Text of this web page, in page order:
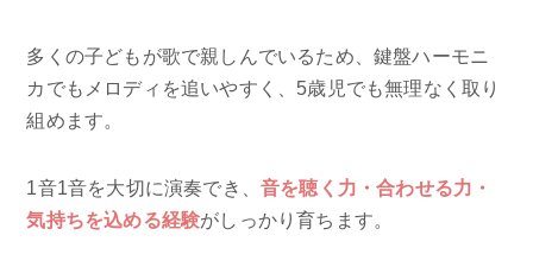
多くの子どもが歌で親しんでいるため、鍵盤ハーモニ
カでもメロディを追いやすく、5歳児でも無理なく取り
組めます。
1音1音を大切に演奏でき、音を聴く力・合わせる力・
気持ちを込める経験がしっかり育ちます。